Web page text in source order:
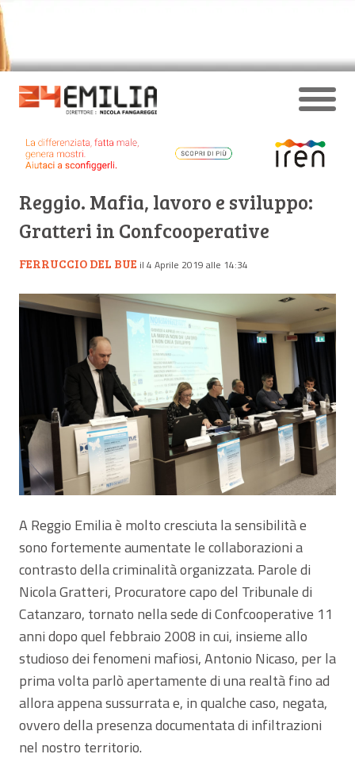
Reggio. Mafia, lavoro e sviluppo:
Gratteri in Confcooperative
FERRUCCIO DEL BUE il 4 Aprile 2019 alle 14:34
A Reggio Emilia è molto cresciuta la sensibilità e
sono fortemente aumentate le collaborazioni a
contrasto della criminalità organizzata. Parole di
Nicola Gratteri, Procuratore capo del Tribunale di
Catanzaro, tornato nella sede di Confcooperative 11
anni dopo quel febbraio 2008 in cui, insieme allo
studioso dei fenomeni mafiosi, Antonio Nicaso, per la
prima volta parlò apertamente di una realtà fino ad
allora appena sussurrata e, in qualche caso, negata,
ovvero della presenza documentata di infiltrazioni
nel nostro territorio.